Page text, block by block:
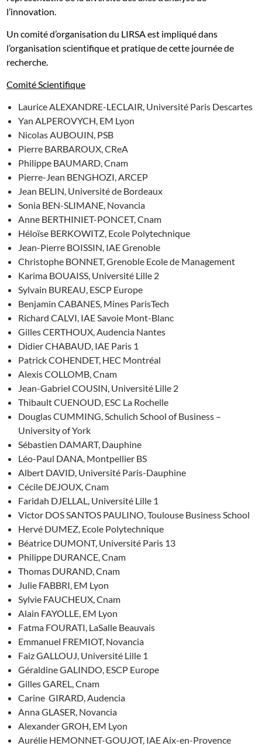
l’innovation.
Un comité d’organisation du LIRSA est impliqué dans
l’organisation scientifique et pratique de cette journée de
recherche.
Comité Scientifique
Laurice ALEXANDRE-LECLAIR, Université Paris Descartes
Yan ALPEROVYCH, EM Lyon
Nicolas AUBOUIN, PSB
Pierre BARBAROUX, CReA
Philippe BAUMARD, Cnam
Pierre-Jean BENGHOZI, ARCEP
Jean BELIN, Université de Bordeaux
Sonia BEN-SLIMANE, Novancia
Anne BERTHINIET-PONCET, Cnam
Héloïse BERKOWITZ, Ecole Polytechnique
Jean-Pierre BOISSIN, IAE Grenoble
Christophe BONNET, Grenoble Ecole de Management
Karima BOUAISS, Université Lille 2
Sylvain BUREAU, ESCP Europe
Benjamin CABANES, Mines ParisTech
Richard CALVI, IAE Savoie Mont-Blanc
Gilles CERTHOUX, Audencia Nantes
Didier CHABAUD, IAE Paris 1
Patrick COHENDET, HEC Montréal
Alexis COLLOMB, Cnam
Jean-Gabriel COUSIN, Université Lille 2
Thibault CUENOUD, ESC La Rochelle
Douglas CUMMING, Schulich School of Business –
University of York
Sébastien DAMART, Dauphine
Léo-Paul DANA, Montpellier BS
Albert DAVID, Université Paris-Dauphine
Cécile DEJOUX, Cnam
Faridah DJELLAL, Université Lille 1
Victor DOS SANTOS PAULINO, Toulouse Business School
Hervé DUMEZ, Ecole Polytechnique
Béatrice DUMONT, Université Paris 13
Philippe DURANCE, Cnam
Thomas DURAND, Cnam
Julie FABBRI, EM Lyon
Sylvie FAUCHEUX, Cnam
Alain FAYOLLE, EM Lyon
Fatma FOURATI, LaSalle Beauvais
Emmanuel FREMIOT, Novancia
Faiz GALLOUJ, Université Lille 1
Géraldine GALINDO, ESCP Europe
Gilles GAREL, Cnam
Carine GIRARD, Audencia
Anna GLASER, Novancia
Alexander GROH, EM Lyon
Aurélie HEMONNET-GOUJOT, IAE Aix-en-Provence